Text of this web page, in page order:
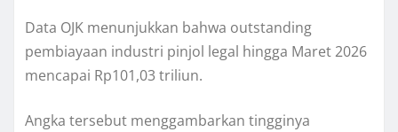
Data OJK menunjukkan bahwa outstanding
pembiayaan industri pinjol legal hingga Maret 2026
mencapai Rp101,03 triliun.
Angka tersebut menggambarkan tingginya